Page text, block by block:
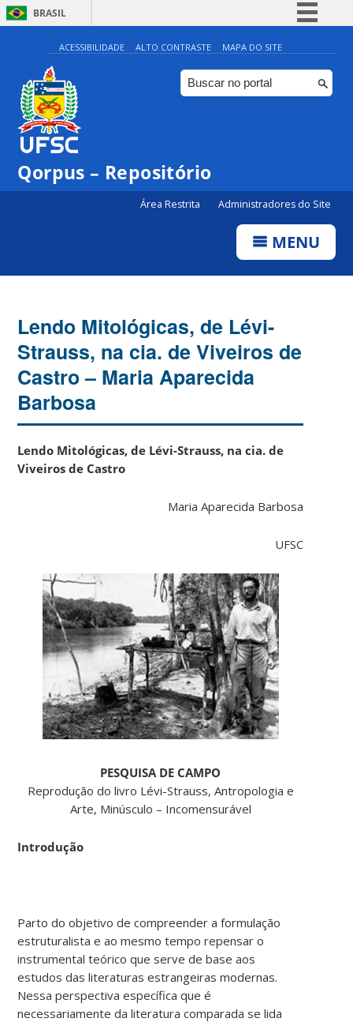
BRASIL
Simplifique!
Comunica BR
Participe
ACESSIBILIDADE ALTO CONTRASTE MAPA DO SITE
Qorpus – Repositório
Área Restrita Administradores do Site
MENU
Lendo Mitológicas, de Lévi-
Strauss, na cia. de Viveiros de
Castro – Maria Aparecida
Barbosa
Lendo Mitológicas, de Lévi-Strauss, na cia. de
Viveiros de Castro
Maria Aparecida Barbosa
UFSC
PESQUISA DE CAMPO
Reprodução do livro Lévi-Strauss, Antropologia e
Arte, Minúsculo – Incomensurável
Introdução
Parto do objetivo de compreender a formulação
estruturalista e ao mesmo tempo repensar o
instrumental teórico que serve de base aos
estudos das literaturas estrangeiras modernas.
Nessa perspectiva específica que é
necessariamente da literatura comparada se lida